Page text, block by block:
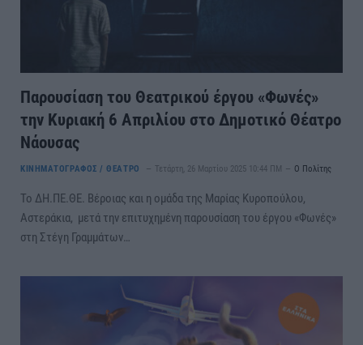
Παρουσίαση του Θεατρικού έργου «Φωνές»
την Κυριακή 6 Απριλίου στο Δημοτικό Θέατρο
Νάουσας
ΚΙΝΗΜΑΤΟΓΡΑΦΟΣ / ΘΕΑΤΡΟ Τετάρτη, 26 Μαρτίου 2025 10:44 ΠΜ Ο Πολίτης
Το ΔΗ.ΠΕ.ΘΕ. Βέροιας και η ομάδα της Μαρίας Κυροπούλου,
Αστεράκια, μετά την επιτυχημένη παρουσίαση του έργου «Φωνές»
στη Στέγη Γραμμάτων…